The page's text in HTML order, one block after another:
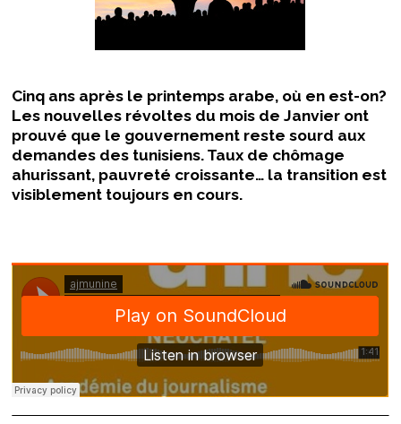
Cinq ans après le printemps arabe, où en est-on?
Les nouvelles révoltes du mois de Janvier ont
prouvé que le gouvernement reste sourd aux
demandes des tunisiens. Taux de chômage
ahurissant, pauvreté croissante… la transition est
visiblement toujours en cours.